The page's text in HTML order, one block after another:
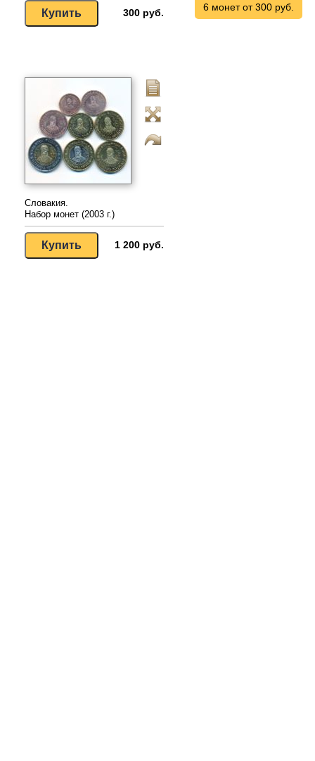
300 руб. 6 монет от 300 руб.
Словакия.
Набор монет (2003 г.)
1 200 руб.